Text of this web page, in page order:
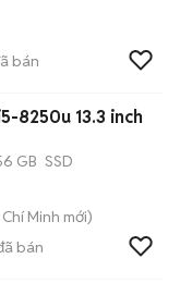
bán
8250u 13.3 inch
GB SSD
Chí Minh mới)
bán